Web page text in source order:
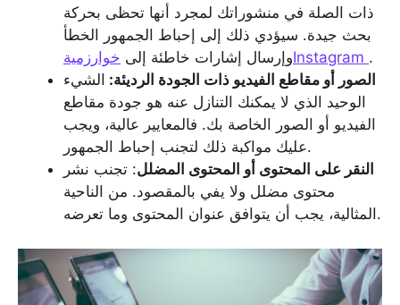
ذات الصلة في منشوراتك لمجرد أنها تحظى بحركة
بحث جيدة. سيؤدي ذلك إلى إحباط الجمهور الخطأ
وإرسال إشارات خاطئة إلىخوارزميةInstagram .
الصور أو مقاطع الفيديو ذات الجودة الرديئة: الشيء
الوحيد الذي لا يمكنك التنازل عنه هو جودة مقاطع
الفيديو أو الصور الخاصة بك. فالمعايير عالية، ويجب
عليك مواكبة ذلك لتجنب إحباط الجمهور.
النقر على المحتوى أو المحتوى المضلل: تجنب نشر
محتوى مضلل ولا يفي بالمقصود. من الناحية
المثالية، يجب أن يتوافق عنوان المحتوى وما تعرضه.